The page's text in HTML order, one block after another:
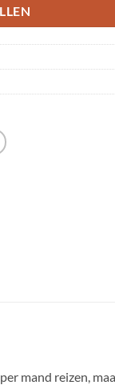
mand reizen,